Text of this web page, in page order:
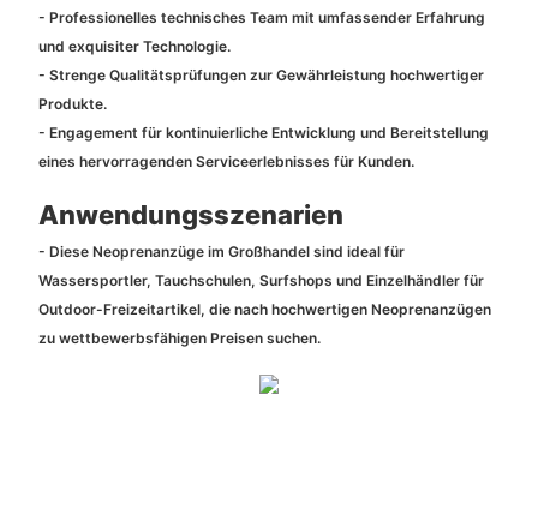
- Professionelles technisches Team mit umfassender Erfahrung
und exquisiter Technologie.
- Strenge Qualitätsprüfungen zur Gewährleistung hochwertiger
Produkte.
- Engagement für kontinuierliche Entwicklung und Bereitstellung
eines hervorragenden Serviceerlebnisses für Kunden.
Anwendungsszenarien
- Diese Neoprenanzüge im Großhandel sind ideal für
Wassersportler, Tauchschulen, Surfshops und Einzelhändler für
Outdoor-Freizeitartikel, die nach hochwertigen Neoprenanzügen
zu wettbewerbsfähigen Preisen suchen.